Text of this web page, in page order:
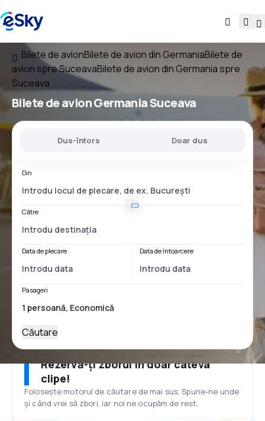
Bilete de avionBilete de avion din GermaniaBilete de
avion spre SuceavaBilete de avion din Germania spre
Suceava
Bilete de avionGermania Suceava
Dus-întors Doar dus
Din
Către
Data de plecare Data de întoarcere
Pasageri
Căutare
Rezervă-ți zborul în doar câteva
clipe!
Folosește motorul de căutare de mai sus. Spune-ne unde
și când vrei să zbori, iar noi ne ocupăm de rest.